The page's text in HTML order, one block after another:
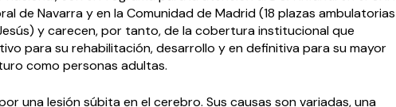
de Navarra y en la Comunidad de Madrid (18 plazas ambulatorias
y carecen, por tanto, de la cobertura institucional que
para su rehabilitación, desarrollo y en definitiva para su mayor
como personas adultas.
una lesión súbita en el cerebro. Sus causas son variadas, una